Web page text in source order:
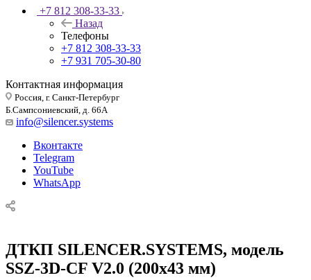
+7 812 308-33-33
Назад
Телефоны
+7 812 308-33-33
+7 931 705-30-80
Контактная информация
Россия, г. Санкт-Петербург
Б.Сампсониевский, д. 66А
info@silencer.systems
Вконтакте
Telegram
YouTube
WhatsApp
ДТКП SILENCER.SYSTEMS, модель
SSZ-3D-CF V2.0 (200х43 мм)